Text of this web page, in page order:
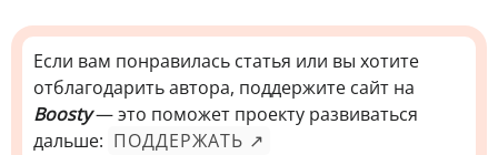
Если вам понравилась статья или вы хотите
отблагодарить автора, поддержите сайт на
Boosty— это поможет проекту развиваться
дальше: ПОДДЕРЖАТЬ ↗